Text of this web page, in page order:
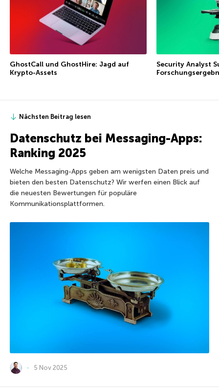
GhostCall und GhostHire: Jagd auf
Krypto-Assets
Security Analyst
Nächsten Beitrag lesen
Datenschutz bei Messaging-Apps:
Ranking 2025
Welche Messaging-Apps geben am wenigsten Daten preis und
bieten den besten Datenschutz? Wir werfen einen Blick auf
die neuesten Bewertungen für populäre
Kommunikationsplattformen.
5 Nov 2025